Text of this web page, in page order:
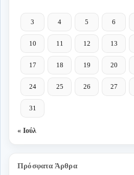
3 4 5 6
10 11 12 13
17 18 19 20
24 25 26 27
31
« Ιούλ
Πρόσφατα Άρθρα